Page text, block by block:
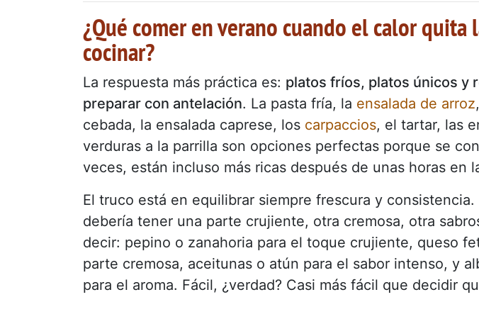
¿Qué comer en verano cuando el calor quita
cocinar?
La respuesta más práctica es: platos fríos, platos únicos y
preparar con antelación. La pasta fría, la ensalada de arroz
cebada, la ensalada caprese, los carpaccios, el tartar, las
verduras a la parrilla son opciones perfectas porque se
veces, están incluso más ricas después de unas horas en
El truco está en equilibrar siempre frescura y
debería tener una parte crujiente, otra cremosa, otra
decir: pepino o zanahoria para el toque crujiente, queso
parte cremosa, aceitunas o atún para el sabor intenso, y
para el aroma. Fácil, ¿verdad? Casi más fácil que decidir